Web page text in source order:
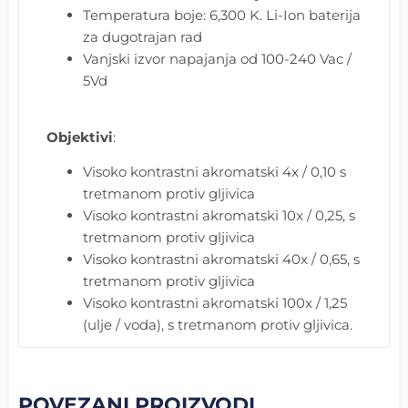
Temperatura boje: 6,300 K. Li-Ion baterija
za dugotrajan rad
Vanjski izvor napajanja od 100-240 Vac /
5Vd
Objektivi:
Visoko kontrastni akromatski 4x / 0,10 s
tretmanom protiv gljivica
Visoko kontrastni akromatski 10x / 0,25, s
tretmanom protiv gljivica
Visoko kontrastni akromatski 40x / 0,65, s
tretmanom protiv gljivica
Visoko kontrastni akromatski 100x / 1,25
(ulje / voda), s tretmanom protiv gljivica.